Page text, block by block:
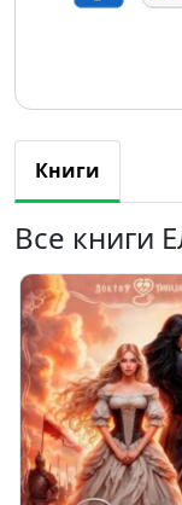
Книги
Все книги